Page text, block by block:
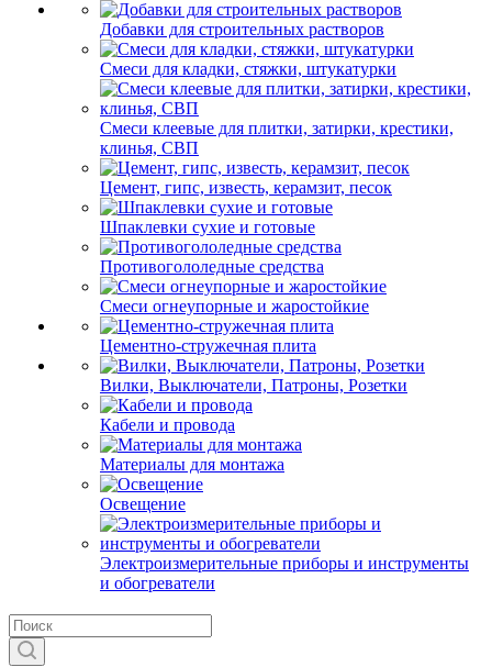
Добавки для строительных растворов
Смеси для кладки, стяжки, штукатурки
Смеси клеевые для плитки, затирки, крестики,
клинья, СВП
Цемент, гипс, известь, керамзит, песок
Шпаклевки сухие и готовые
Противогололедные средства
Смеси огнеупорные и жаростойкие
Цементно-стружечная плита
Вилки, Выключатели, Патроны, Розетки
Кабели и провода
Материалы для монтажа
Освещение
Электроизмерительные приборы и инструменты
и обогреватели